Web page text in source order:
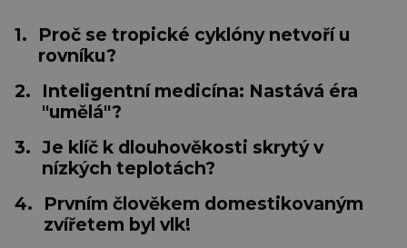
1.
Proč se tropické cyklóny netvoří u
rovníku?
2.
Inteligentní medicína: Nastává éra
"umělá"?
3. Je klíč k dlouhověkosti skrytý v
nízkých teplotách?
4.
Prvním člověkem domestikovaným
zvířetem byl vlk!